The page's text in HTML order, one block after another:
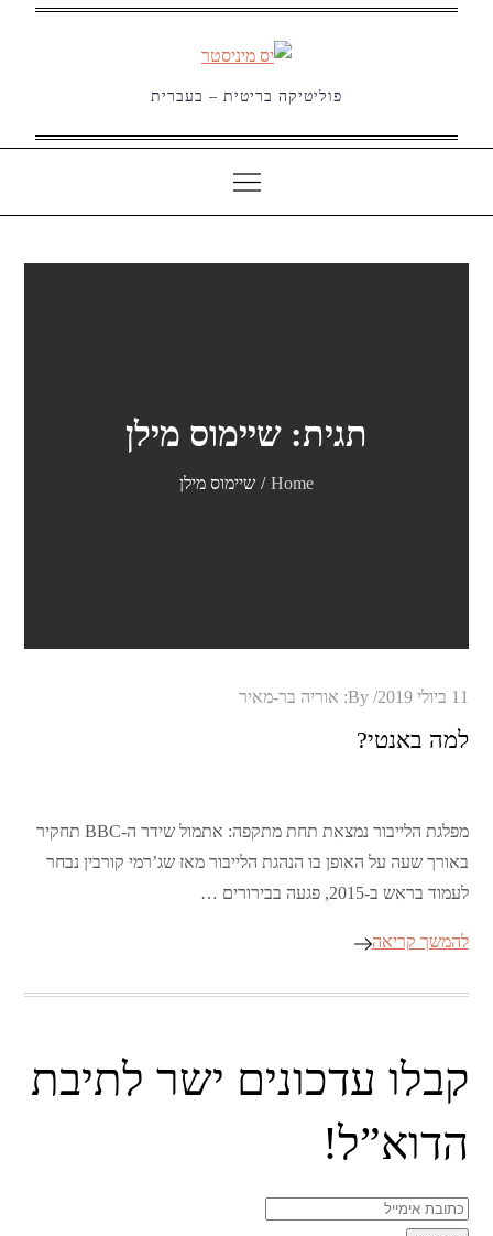
פוליטיקה בריטית – בעברית
תגית: שיימוס מילן
Home שיימוס מילן
Posted
on
11 ביולי 2019 By: אוריה בר-מאיר
למה באנטי?
מפלגת הלייבור נמצאת תחת מתקפה: אתמול שידר ה-BBC תחקיר
באורך שעה על האופן בו הנהגת הלייבור מאז שג’רמי קורבין נבחר
לעמוד בראש ב-2015, פגעה בבירורים …
להמשך קריאה
קבלו עדכונים ישר לתיבת
הדוא”ל!